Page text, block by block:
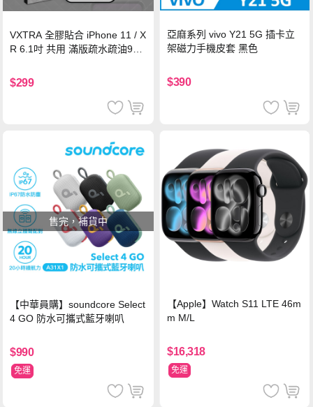
VXTRA 全膠貼合 iPhone 11 / X
R 6.1吋 共用 滿版疏水疏油9H
$299
亞麻系列 vivo Y21 5G 插卡立
架磁力手機皮套 黑色
$390
售完，補貨中
【中華員購】soundcore Select
4 GO 防水可攜式藍牙喇叭
$990
免運
【Apple】Watch S11 LTE 46m
m M/L
$16,318
免運